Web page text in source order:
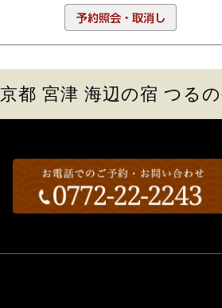
京都 宮津 海辺の宿 つる